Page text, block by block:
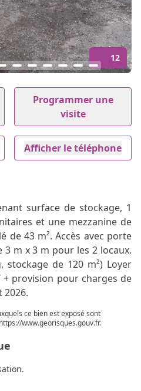
12
Programmer une
visite
Afficher le téléphone
surface de stockage, 1
et une mezzanine de
de 43 m². Accès avec porte
m x 3 m pour les 2 locaux.
stockage de 120 m²) Loyer
+ provision pour charges de
2026.
ce bien est exposé sont
https://www.georisques.gouv.fr.